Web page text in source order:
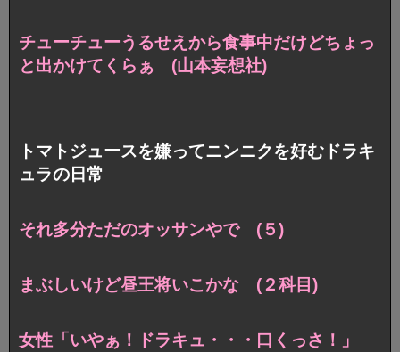
チューチューうるせえから食事中だけどちょっ
と出かけてくらぁ (山本妄想社)
トマトジュースを嫌ってニンニクを好むドラキ
ュラの日常
それ多分ただのオッサンやで (５)
まぶしいけど昼王将いこかな (２科目)
女性「いやぁ！ドラキュ・・・口くっさ！」